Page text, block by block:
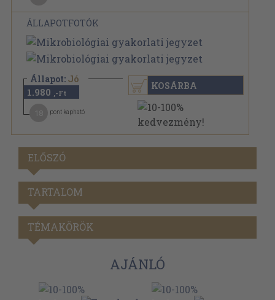
ÁLLAPOTFOTÓK
Állapot: Jó
1.980 ,-Ft
pont kapható
KOSÁRBA
ELŐSZÓ
TARTALOM
TÉMAKÖRÖK
AJÁNLÓ